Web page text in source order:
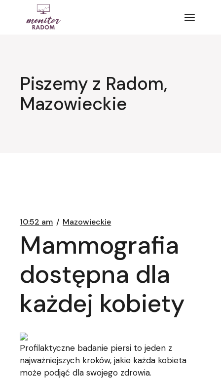
Piszemy z Radom,
Mazowieckie
10:52 am Mazowieckie
Mammografia
dostępna dla
każdej kobiety
Profilaktyczne badanie piersi to jeden z
najważniejszych kroków, jakie każda kobieta
może podjąć dla swojego zdrowia.